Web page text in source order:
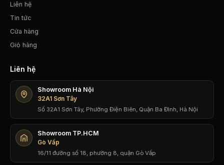
Liên hệ
Tin tức
Cửa hàng
Giỏ hàng
Liên hệ
Showroom Hà Nội
32A1 Sơn Tây
Số 32A1 Sơn Tây, Phường Điện Biên, Quận Ba Đình, Hà Nội
Showroom TP.HCM
Gò Vấp
16/11 đường số 18, phường 8, quận Gò Vấp